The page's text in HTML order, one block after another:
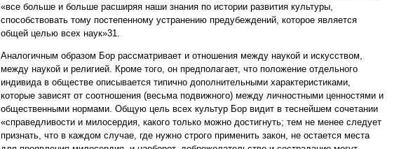
«все больше и больше расширяя наши знания по истории развития культуры,
способствовать тому постепенному устранению предубеждений, которое является
общей целью всех наук»31.
Аналогичным образом Бор рассматривает и отношения между наукой и искусством,
между наукой и религией. Кроме того, он предполагает, что положение отдельного
индивида в обществе описывается типично дополнительными характеристиками,
которые зависят от соотношения (весьма подвижного) между личностными ценностями и
общественными нормами. Общую цель всех культур Бор видит в теснейшем сочетании
«справедливости и милосердия, какого только можно достигнуть; тем не менее следует
признать, что в каждом случае, где нужно строго применить закон, не остается места